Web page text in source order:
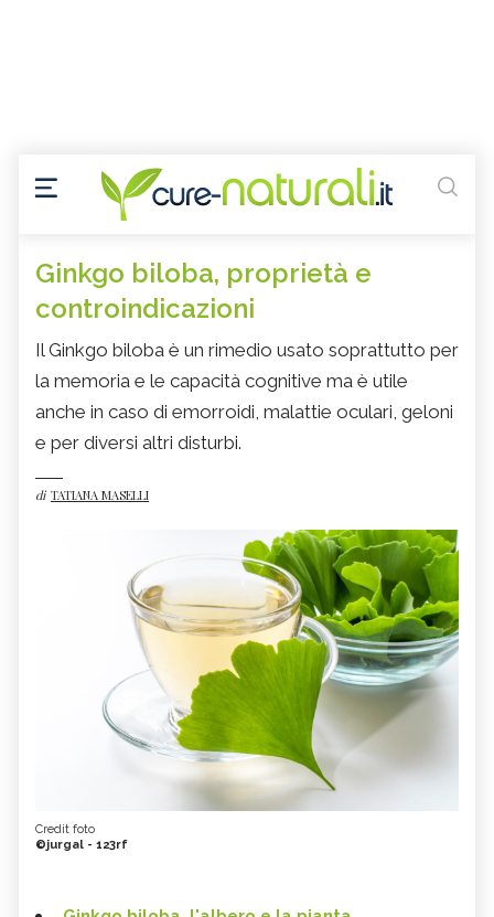
Ginkgo biloba, proprietà e
controindicazioni
Il Ginkgo biloba è un rimedio usato soprattutto per
la memoria e le capacità cognitive ma è utile
anche in caso di emorroidi, malattie oculari, geloni
e per diversi altri disturbi.
di TATIANA MASELLI
Credit foto
©jurgal - 123rf